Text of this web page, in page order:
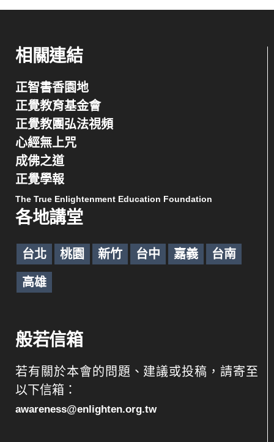
相關連結
正智書香園地
正覺教育基金會
正覺教團弘法視頻
心經無上咒
成佛之道
正覺學報
The True Enlightenment Education Foundation
各地講堂
台北 桃園 新竹 台中 嘉義 台南
高雄
般若信箱
若有關於本會的問題、建議或投稿，請寄至
以下信箱：
awareness@enlighten.org.tw